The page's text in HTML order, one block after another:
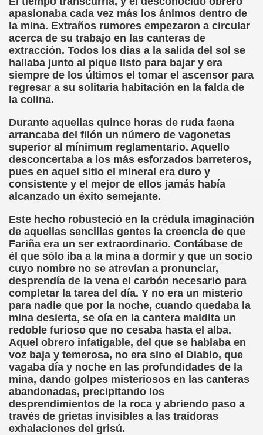
apasionaba cada vez más los ánimos dentro de
la mina. Extraños rumores empezaron a circular
acerca de su trabajo en las canteras de
extracción. Todos los días a la salida del sol se
hallaba junto al pique listo para bajar y era
siempre de los últimos el tomar el ascensor para
regresar a su solitaria habitación en la falda de
la colina.
Durante aquellas quince horas de ruda faena
arrancaba del filón un número de vagonetas
superior al mínimum reglamentario. Aquello
desconcertaba a los más esforzados barreteros,
pues en aquel sitio el mineral era duro y
consistente y el mejor de ellos jamás había
alcanzado un éxito semejante.
Este hecho robusteció en la crédula imaginación
de aquellas sencillas gentes la creencia de que
Fariña era un ser extraordinario. Contábase de
él que sólo iba a la mina a dormir y que un socio
cuyo nombre no se atrevían a pronunciar,
desprendía de la vena el carbón necesario para
completar la tarea del día. Y no era un misterio
para nadie que por la noche, cuando quedaba la
mina desierta, se oía en la cantera maldita un
redoble furioso que no cesaba hasta el alba.
Aquel obrero infatigable, del que se hablaba en
voz baja y temerosa, no era sino el Diablo, que
vagaba día y noche en las profundidades de la
mina, dando golpes misteriosos en las canteras
abandonadas, precipitando los
desprendimientos de la roca y abriendo paso a
través de grietas invisibles a las traidoras
exhalaciones del grisú.
Figueroa)
y perspectivas (Enrique Elissalde)
Cañamares)
de Santiago (Angelines sánchez Herrero)
González Otero)
Disminución Visual Grave (Pedro Zurita)
gonzález Otero)
e Italiano (Pedro Zurita)
ONCE de Pontevedra (Blas Vázquez Rodríguez)
(Carmen Bonet Borrás)
de Lectura para los Ciegos (Eutiquio Cabrerizo)
Alicante (Juan José Miñana Estruch)
Blas Sánchez)
Sanz)
(Lola Bogas)
Ciego Integrado a la Escuela Regular (José